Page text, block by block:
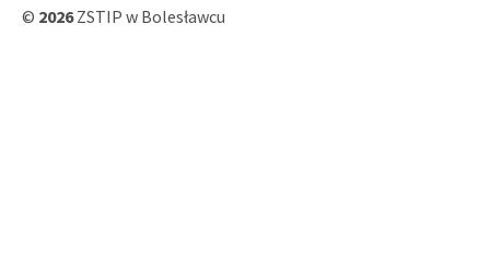
© 2026ZSTIP w Bolesławcu